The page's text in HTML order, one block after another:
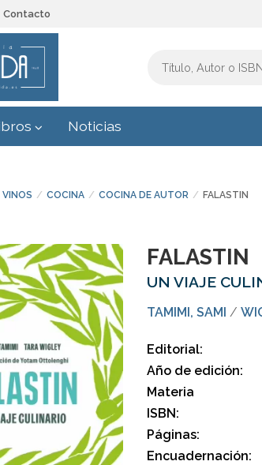
Contacto
Noticias
COCINA COCINA DE AUTOR FALASTIN
FALASTIN
UN VIAJE
TAMIMI, SAMI/
Editorial:
Año de edición:
Materia
ISBN:
Páginas:
Encuadernación: